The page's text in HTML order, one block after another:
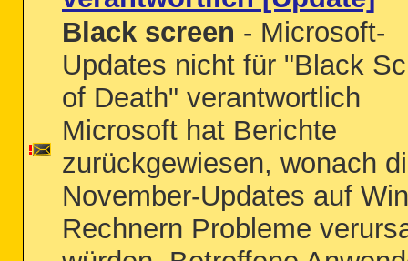
Black screen - Microsoft-
Updates nicht für "Black
of Death" verantwortlich
Microsoft hat Berichte
zurückgewiesen, wonach
November-Updates auf
Rechnern Probleme